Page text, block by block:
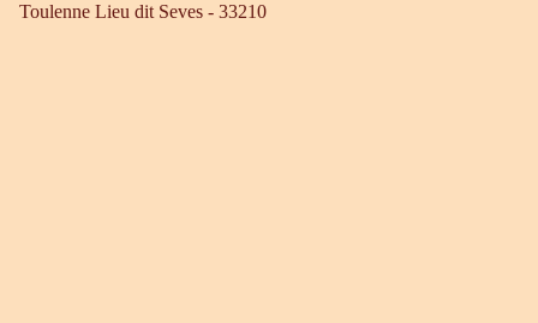
Toulenne Lieu dit Seves - 33210